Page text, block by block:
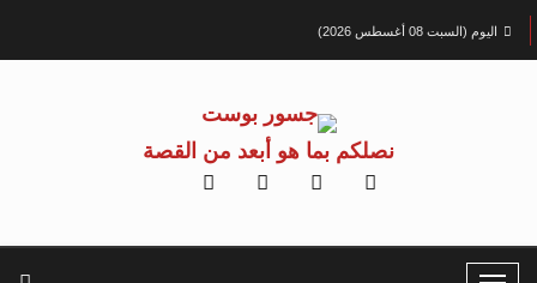
اليوم (السبت 08 أغسطس 2026)
نصلكم بما هو أبعد من القصة